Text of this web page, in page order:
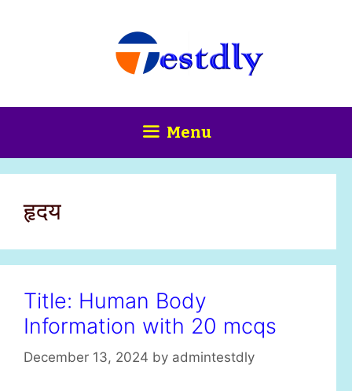
Menu
हृदय
Title: Human Body
Information with 20 mcqs
December 13, 2024 by admintestdly